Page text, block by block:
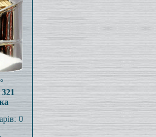
0